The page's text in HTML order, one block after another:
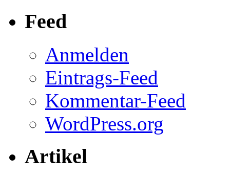
Feed
Anmelden
Eintrags-Feed
Kommentar-Feed
WordPress.org
Artikel